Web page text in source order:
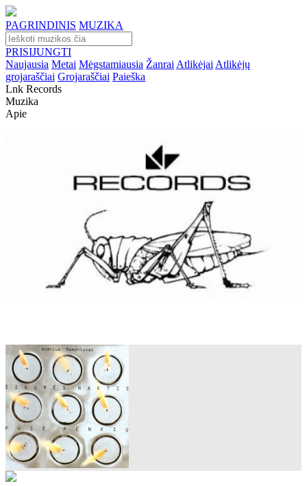
PAGRINDINIS MUZIKA
PRISIJUNGTI
Naujausia Metai Mėgstamiausia Žanrai Atlikėjai Atlikėjų
grojaraščiai Grojaraščiai Paieška
Lnk Records
Muzika
Apie